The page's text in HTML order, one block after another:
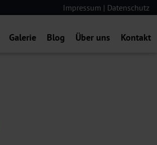
Impressum | Datenschutz
Galerie Blog Über uns Kontakt